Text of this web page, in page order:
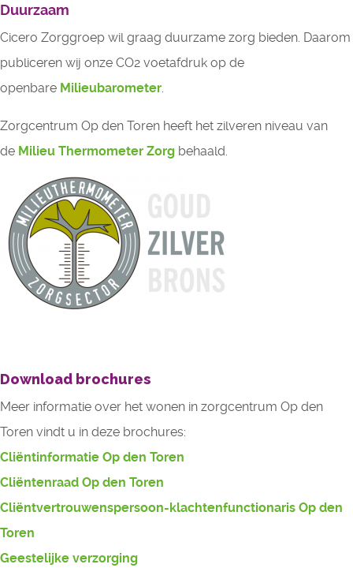
Duurzaam
Cicero Zorggroep wil graag duurzame zorg bieden. Daarom
publiceren wij onze CO2 voetafdruk op de
openbare Milieubarometer.
Zorgcentrum Op den Toren heeft het zilveren niveau van
de Milieu Thermometer Zorg behaald.
Download brochures
Meer informatie over het wonen in zorgcentrum Op den
Toren vindt u in deze brochures:
Cliëntinformatie Op den Toren
Cliëntenraad Op den Toren
Cliëntvertrouwenspersoon-klachtenfunctionaris Op den
Toren
Geestelijke verzorging